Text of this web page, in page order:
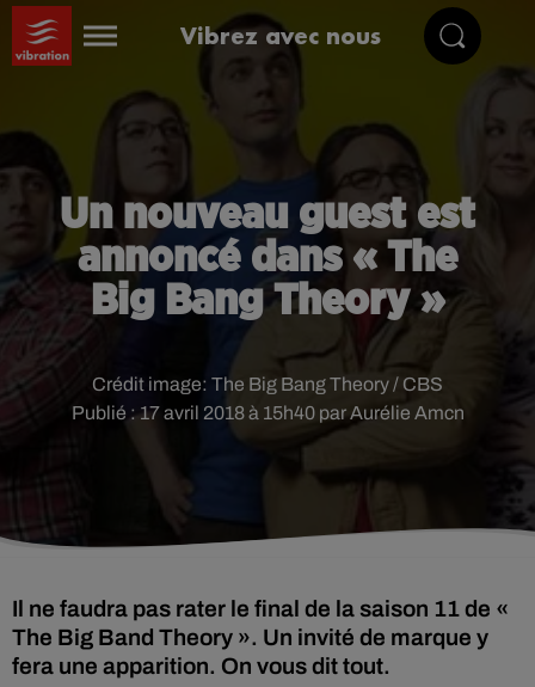
Vibrez avec nous
Un nouveau guest est
annoncé dans « The
Big Bang Theory »
Publié : 17 avril 2018 à 15h40 par Aurélie Amcn
Crédit image: The Big Bang Theory / CBS
Il ne faudra pas rater le final de la saison 11 de «
The Big Band Theory ». Un invité de marque y
fera une apparition. On vous dit tout.